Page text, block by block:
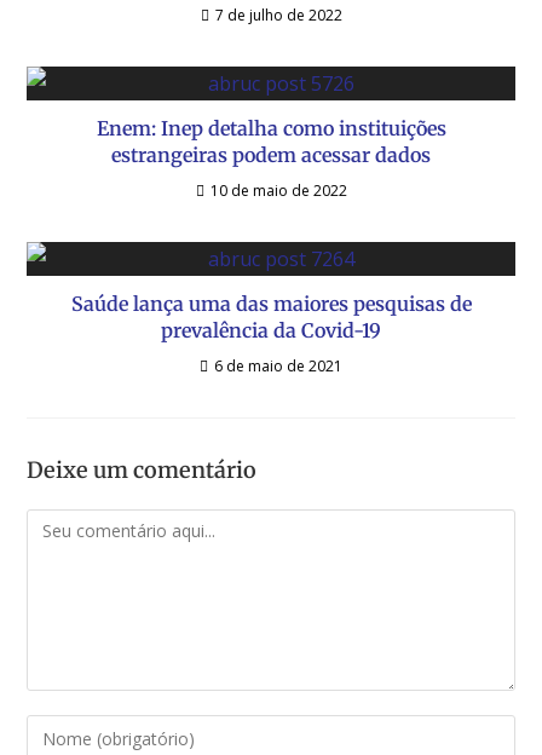
7 de julho de 2022
Enem: Inep detalha como instituições
estrangeiras podem acessar dados
10 de maio de 2022
Saúde lança uma das maiores pesquisas de
prevalência da Covid-19
6 de maio de 2021
Deixe um comentário